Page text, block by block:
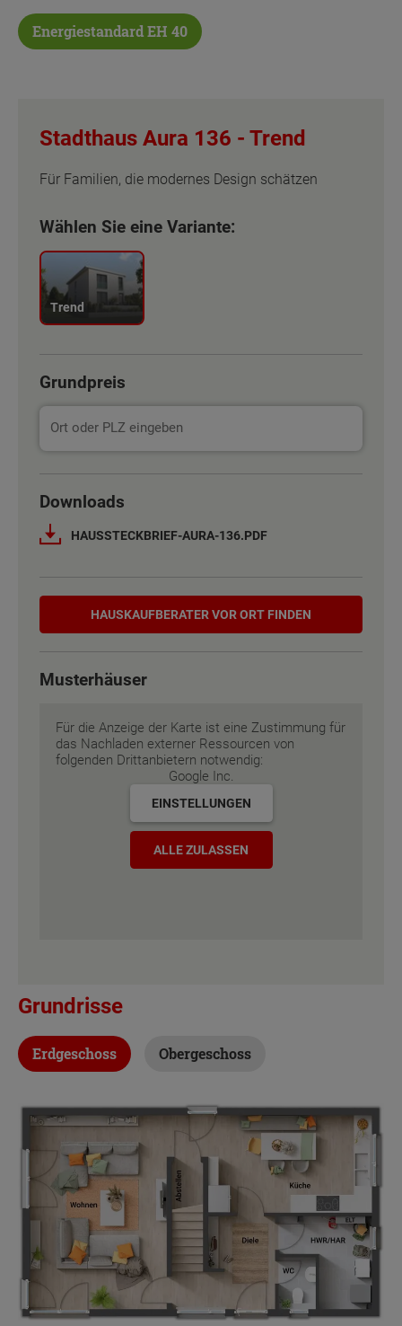
Energiestandard EH 40
Stadthaus Aura 136 - Trend
Für Familien, die modernes Design schätzen
Wählen Sie eine Variante:
Trend
Grundpreis
Downloads
HAUSSTECKBRIEF-AURA-136.PDF
Hauskaufberater
HAUSKAUF­BERATER VOR ORT FINDEN
Musterhäuser
Für die Anzeige der Karte ist eine Zustimmung für
das Nachladen externer Ressourcen von
folgenden Drittanbietern notwendig:
Google Inc.
EINSTELLUNGEN
ALLE ZULASSEN
Grundrisse
Erdgeschoss Obergeschoss